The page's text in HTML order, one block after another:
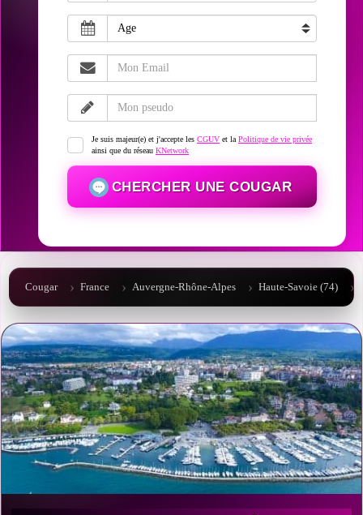
Je suis majeur(e) et j'accepte les CGUV et la Politique de vie privée
ainsi que du réseau KNetwork
CHERCHER UNE COUGAR
Cougar France Auvergne-Rhône-Alpes Haute-Savoie (74)